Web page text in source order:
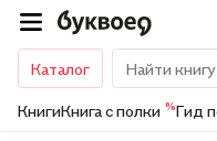
Каталог
КнигиКнига с полки %Гид